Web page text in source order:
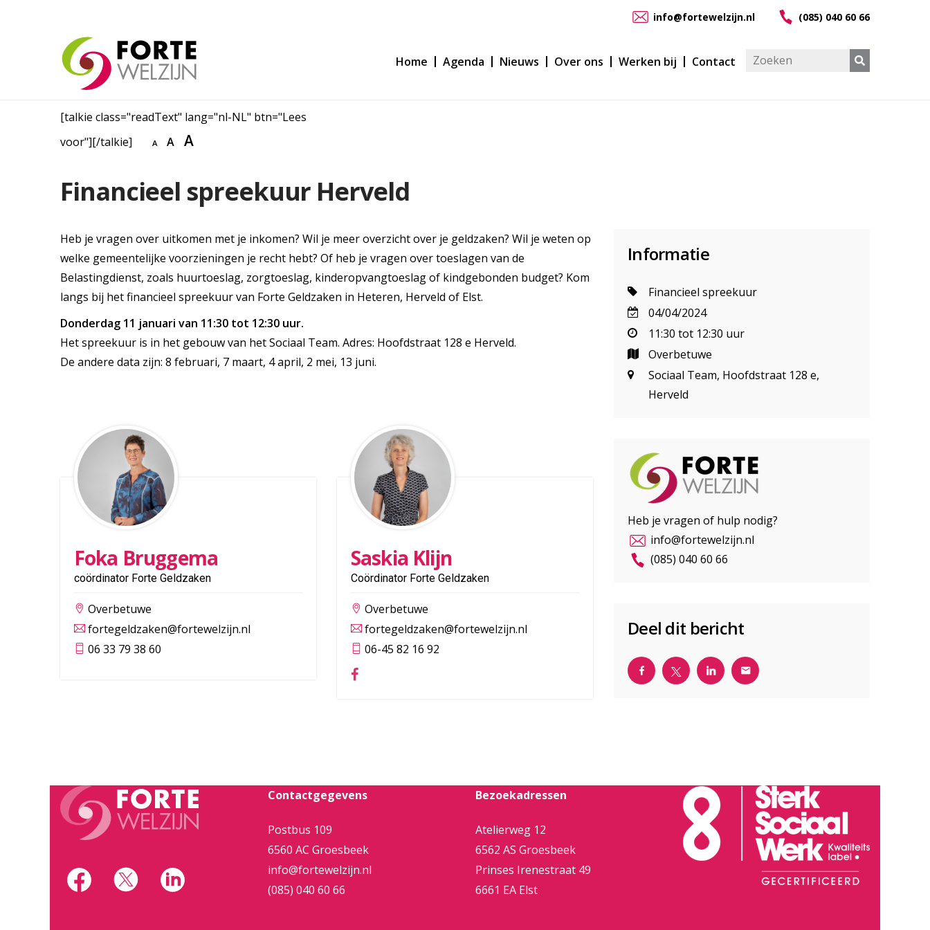
info@fortewelzijn.nl (085) 040 60 66
Home Agenda Nieuws Over ons Werken bij Contact
[talkie class="readText" lang="nl-NL" btn="Lees
voor"][/talkie]
A A A
Financieel spreekuur Herveld
Heb je vragen over uitkomen met je inkomen? Wil je meer overzicht over je geldzaken? Wil je weten op
welke gemeentelijke voorzieningen je recht hebt? Of heb je vragen over toeslagen van de
Belastingdienst, zoals huurtoeslag, zorgtoeslag, kinderopvangtoeslag of kindgebonden budget? Kom
langs bij het financieel spreekuur van Forte Geldzaken in Heteren, Herveld of Elst.
Donderdag 11 januari van 11:30 tot 12:30 uur.
Het spreekuur is in het gebouw van het Sociaal Team. Adres: Hoofdstraat 128 e Herveld.
De andere data zijn: 8 februari, 7 maart, 4 april, 2 mei, 13 juni.
Foka Bruggema
coördinator Forte Geldzaken
Overbetuwe
fortegeldzaken@fortewelzijn.nl
06 33 79 38 60
Saskia Klijn
Coördinator Forte Geldzaken
Overbetuwe
fortegeldzaken@fortewelzijn.nl
06-45 82 16 92
Informatie
Financieel spreekuur
04/04/2024
11:30 tot 12:30 uur
Overbetuwe
Sociaal Team, Hoofdstraat 128 e,
Herveld
Heb je vragen of hulp nodig?
info@fortewelzijn.nl
(085) 040 60 66
Deel dit bericht
Contactgegevens
Postbus 109
6560 AC Groesbeek
info@fortewelzijn.nl
(085) 040 60 66
Bezoekadressen
Atelierweg 12
6562 AS Groesbeek
Prinses Irenestraat 49
6661 EA Elst